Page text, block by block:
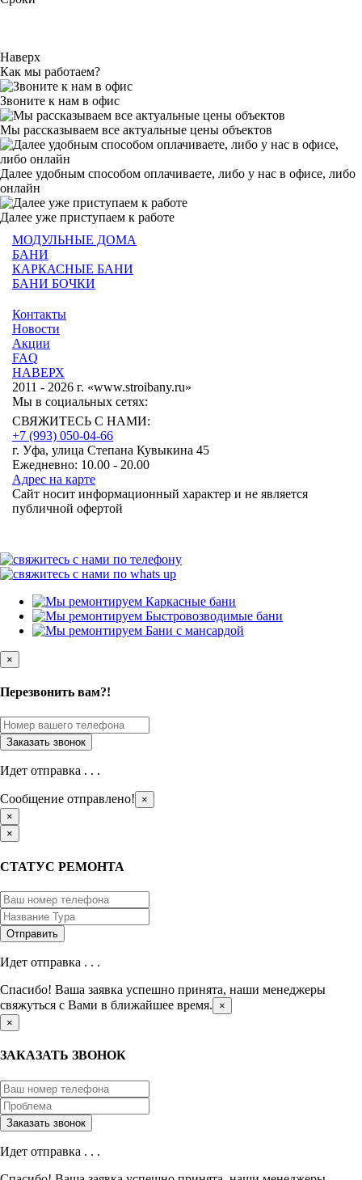
Наверх
Как мы работаем?
Звоните к нам в офис
Мы рассказываем все актуальные цены объектов
Далее удобным способом оплачиваете, либо у нас в офисе, либо
онлайн
Далее уже приступаем к работе
Контакты
Новости
Акции
FAQ
НАВЕРХ
2011 - 2026 г. «www.stroibany.ru»
МОДУЛЬНЫЕ ДОМА
БАНИ
КАРКАСНЫЕ БАНИ
БАНИ БОЧКИ
Мы в социальных сетях:
СВЯЖИТЕСЬ С НАМИ:
+7 (993) 050-04-66
г. Уфа, улица Степана Кувыкина 45
Ежедневно: 10.00 - 20.00
Адрес на карте
Сайт носит информационный характер и не является
публичной офертой
×
Перезвонить вам?!
Идет отправка . . .
Сообщение отправлено!
×
×
×
СТАТУС РЕМОНТА
Идет отправка . . .
Спасибо! Ваша заявка успешно принята, наши менеджеры
свяжуться с Вами в ближайшее время.
×
×
ЗАКАЗАТЬ ЗВОНОК
Идет отправка . . .